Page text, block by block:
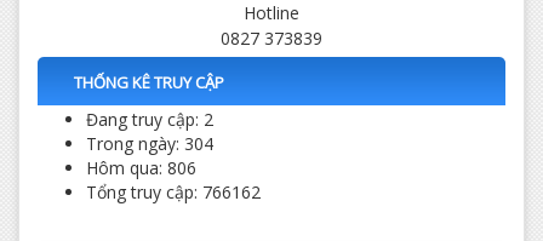
Hotline
0827 373839
THỐNG KÊ TRUY CẬP
Đang truy cập: 2
Trong ngày: 304
Hôm qua: 806
Tổng truy cập: 766162